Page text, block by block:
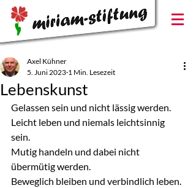
Lebenskunst
Axel Kühner
5. Juni 2023 1 Min. Lesezeit
Gelassen sein und nicht lässig werden.
Leicht leben und niemals leichtsinnig
sein.
Mutig handeln und dabei nicht
übermütig werden.
Beweglich bleiben und verbindlich leben.